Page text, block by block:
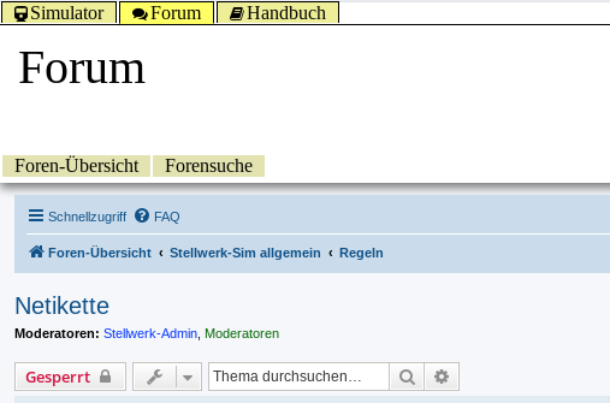
Simulator Forum Handbuch
Forum
Foren-Übersicht Forensuche
Schnellzugriff FAQ
Foren-Übersicht Stellwerk-Sim allgemein Regeln
Netikette
Moderatoren: Stellwerk-Admin Moderatoren
Gesperrt Suche